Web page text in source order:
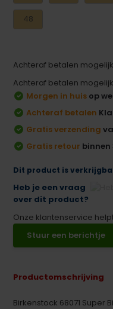
48
Achteraf betalen
Achteraf betalen
Morgen in huis op
Achteraf betalen
Gratis verzending
Gratis retour binnen
Dit product is
Heb je een vraag
over dit product?
Onze klantenservice
Stuur een berichtje
Productomschrijving
Birkenstock 68071 Super